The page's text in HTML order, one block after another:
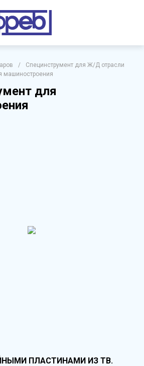
/
Специнструмент для Ж/Д отрасли
машиностроения
для
ПЛАСТИНАМИ ИЗ ТВ.